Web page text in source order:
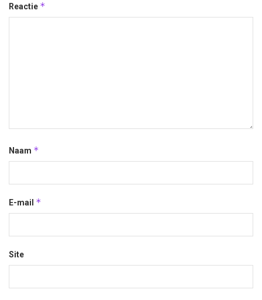
Reactie *
Naam *
E-mail *
Site